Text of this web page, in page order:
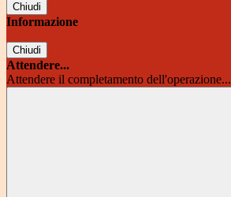
Chiudi
Informazione
Chiudi
Attendere...
Attendere il completamento dell'operazione...